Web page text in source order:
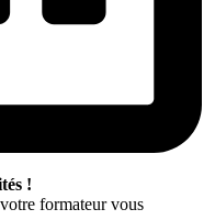
!
formateur vous